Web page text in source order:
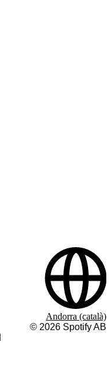
© 2026 Spotify AB
Andorra (català)